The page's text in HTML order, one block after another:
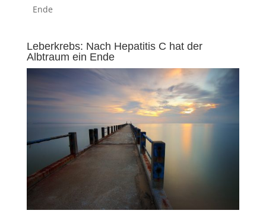
Ende
Leberkrebs: Nach Hepatitis C hat der
Albtraum ein Ende